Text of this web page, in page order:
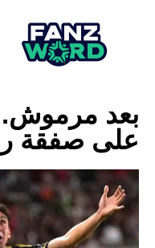
بعد
على صفقة